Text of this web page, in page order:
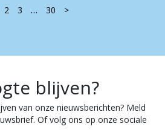
2 3 … 30 >
blijven?
van onze nieuwsberichten? Meld
Of volg ons op onze sociale